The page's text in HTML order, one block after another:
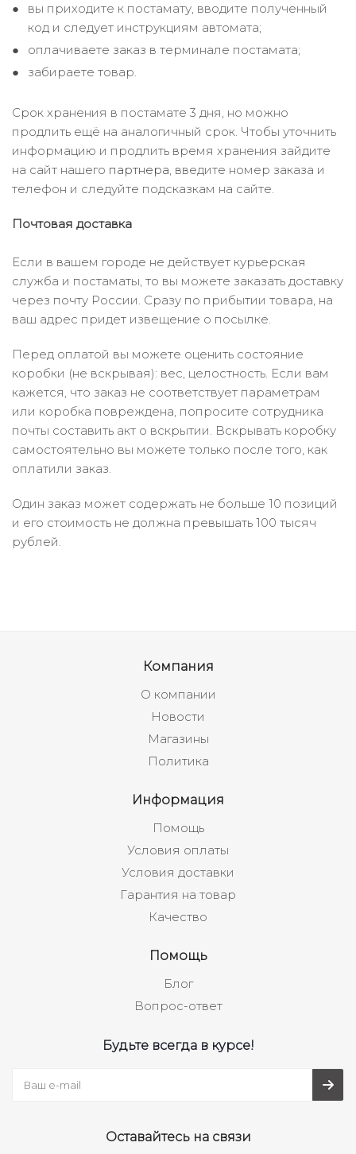
вы приходите к постамату, вводите полученный
код и следует инструкциям автомата;
оплачиваете заказ в терминале постамата;
забираете товар.
Срок хранения в постамате 3 дня, но можно
продлить ещё на аналогичный срок. Чтобы уточнить
информацию и продлить время хранения зайдите
на сайт нашего партнера, введите номер заказа и
телефон и следуйте подсказкам на сайте.
Почтовая доставка
Если в вашем городе не действует курьерская
служба и постаматы, то вы можете заказать доставку
через почту России. Сразу по прибытии товара, на
ваш адрес придет извещение о посылке.
Перед оплатой вы можете оценить состояние
коробки (не вскрывая): вес, целостность. Если вам
кажется, что заказ не соответствует параметрам
или коробка повреждена, попросите сотрудника
почты составить акт о вскрытии. Вскрывать коробку
самостоятельно вы можете только после того, как
оплатили заказ.
Один заказ может содержать не больше 10 позиций
и его стоимость не должна превышать 100 тысяч
рублей.
Компания
О компании
Новости
Магазины
Политика
Информация
Помощь
Условия оплаты
Условия доставки
Гарантия на товар
Качество
Помощь
Блог
Вопрос-ответ
Будьте всегда в курсе!
Оставайтесь на связи